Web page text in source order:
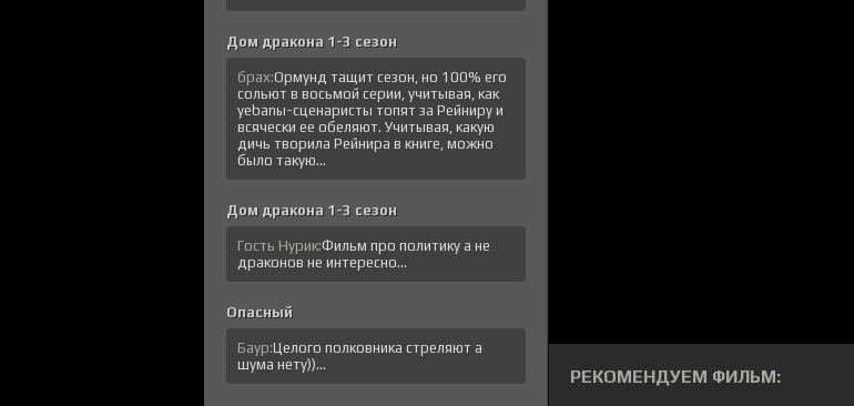
РЕКОМЕНДУЕМ ФИЛЬМ:
Дом дракона 1-3 сезон
брах:Ормунд тащит сезон, но 100% его
сольют в восьмой серии, учитывая, как
уеbanы-сценаристы топят за Рейниру и
всячески ее обеляют. Учитывая, какую
дичь творила Рейнира в книге, можно
было такую...
Дом дракона 1-3 сезон
Гость Нурик:Фильм про политику а не
драконов не интересно...
Опасный
Баур:Целого полковника стреляют а
шума нету))...